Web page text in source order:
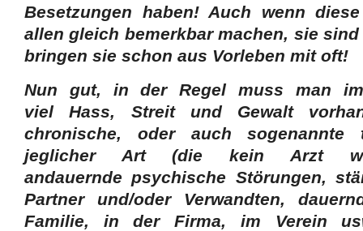
Besetzungen haben! Auch wenn
allen gleich bemerkbar machen, sie
bringen sie schon aus Vorleben mit oft!
Nun gut, in der Regel muss man
viel Hass, Streit und Gewalt
chronische, oder auch sogenannte
jeglicher Art (die kein Arzt
andauernde psychische Störungen,
Partner und/oder Verwandten,
Familie, in der Firma, im Verein